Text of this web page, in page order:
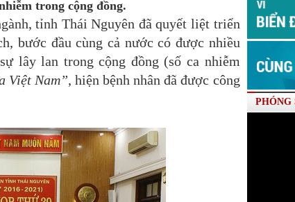
trong cộng đồng.
tỉnh Thái Nguyên đã quyết liệt triển
bước đầu cùng cả nước có được nhiều
lây lan trong cộng đồng (số ca nhiễm
Việt Nam”, hiện bệnh nhân đã được công
PHÓNG